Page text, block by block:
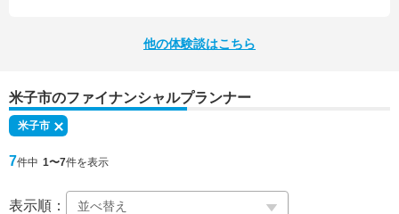
他の体験談はこちら
米子市のファイナンシャルプランナー
米子市
7件中 1〜7件を表示
表示順：